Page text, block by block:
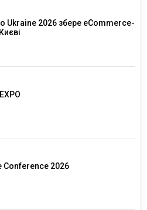
Ukraine 2026 збере eCommerce-
Conference 2026